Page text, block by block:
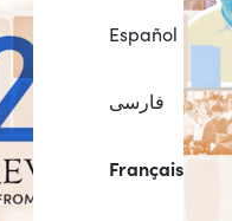
Español
فارسی
Français